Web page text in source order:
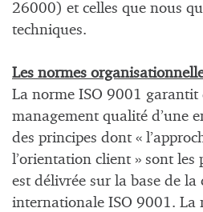
26000) et celles que nous
techniques.
Les normes
La norme ISO 9001 garantit
management qualité d’une
des principes dont «
l’orientation client » sont
est délivrée sur la base de
internationale ISO 9001. La